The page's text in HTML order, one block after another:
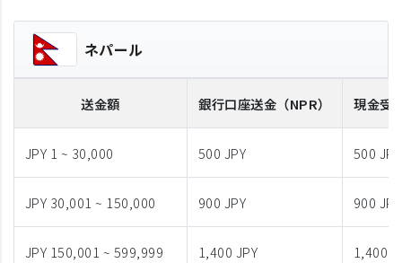
ネパール
送金額 銀行口座送金 （NPR） 現金受
JPY 1 ~ 30,000 500 JPY 500 JPY
JPY 30,001 ~ 150,000 900 JPY 900 JPY
JPY 150,001 ~ 599,999 1,400 JPY 1,400